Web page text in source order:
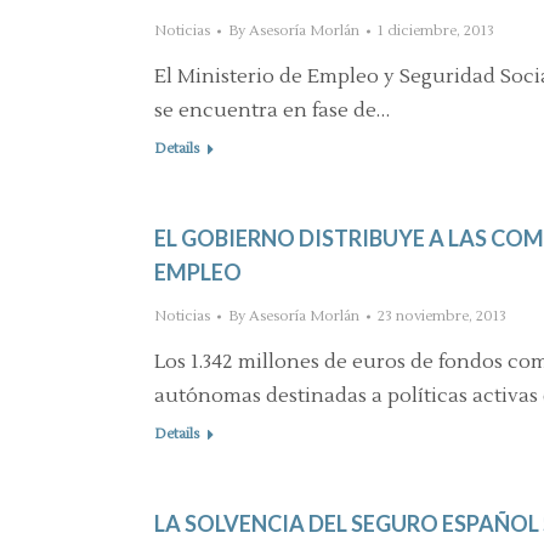
Noticias By Asesoría Morlán 1 diciembre, 2013
El Ministerio de Empleo y Seguridad
se encuentra en fase de…
Details
EL GOBIERNO DISTRIBUYE A LAS
EMPLEO
Noticias By Asesoría Morlán 23 noviembre, 2013
Los 1.342 millones de euros de fondos
autónomas destinadas a políticas activas
Details
LA SOLVENCIA DEL SEGURO